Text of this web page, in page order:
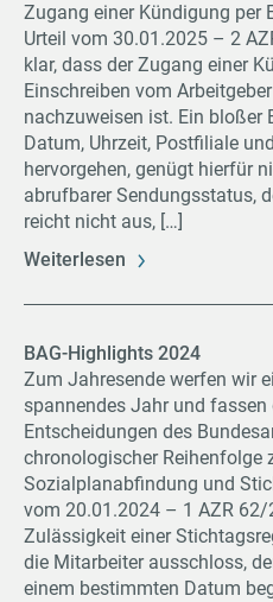
Zugang einer Kündigung per
Urteil vom 30.01.2025 – 2
klar, dass der Zugang einer
Einschreiben vom
nachzuweisen ist. Ein bloßer
Datum, Uhrzeit, Postfiliale
hervorgehen, genügt hierfür
abrufbarer Sendungsstatus,
reicht nicht aus, […]
Weiterlesen
BAG-Highlights 2024
Zum Jahresende werfen wir
spannendes Jahr und
Entscheidungen des
chronologischer Reihenfolge
Sozialplanabfindung und
vom 20.01.2024 – 1 AZR
Zulässigkeit einer
die Mitarbeiter ausschloss,
einem bestimmten Datum